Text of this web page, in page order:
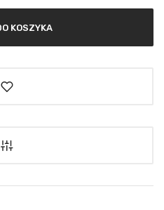
KOSZYKA